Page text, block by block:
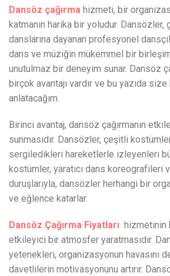
Dansöz çağırma hizmeti, bir
katmanın harika bir yoludur. Dansözler,
danslarına dayanan profesyonel
dans ve müziğin mükemmel bir
unutulmaz bir deneyim sunar. Dansöz
birçok avantajı vardır ve bu yazıda size
anlatacağım.
Birinci avantaj, dansöz çağırmanın
sunmasıdır. Dansözler, çeşitli
sergiledikleri hareketlerle izleyenleri
kostümler, yaratıcı dans koreografileri
duruşlarıyla, dansözler herhangi bir
ve eğlence katarlar.
Dansöz Çağırma Fiyatları hizmetinin
etkileyici bir atmosfer yaratmasıdır.
yetenekleri, organizasyonun havasını
davetlilerin motivasyonunu artırır.